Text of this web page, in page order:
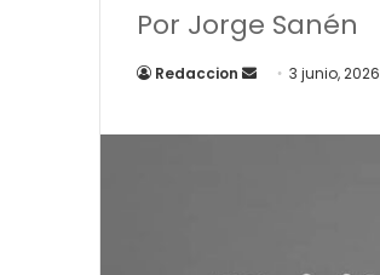
Por Jorge Sanén
Redaccion
Send
email
3 junio, 2026